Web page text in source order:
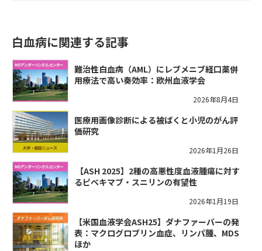
白血病に関連する記事
難治性白血病（AML）にレブメニブ経口薬併
用療法で高い奏効率：欧州血液学会
2026年8月4日
医療用画像診断による被ばくと小児のがん評
価研究
2026年1月26日
​【ASH 2025】2種の高悪性度血液腫瘍に対す
るピベキマブ・スニリンの有望性
2026年1月19日
【米国血液学会ASH25】ダナファーバーの発
表：マクログロブリン血症、リンパ腫、MDS
ほか